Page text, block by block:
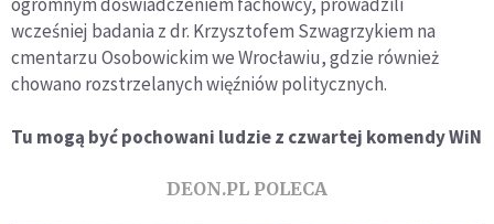
wcześniej badania z dr. Krzysztofem Szwagrzykiem na
cmentarzu Osobowickim we Wrocławiu, gdzie również
chowano rozstrzelanych więźniów politycznych.
Tu mogą być pochowani ludzie z czwartej komendy WiN
DEON.PL POLECA